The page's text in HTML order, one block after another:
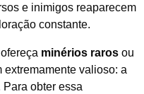
e inimigos reaparecem
constante.
minérios raros ou
valioso: a
obter essa